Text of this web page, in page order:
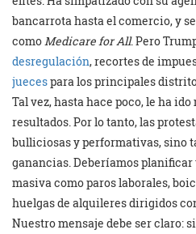
bancarrota hasta el comercio, y
comoMedicarefor All. Pero
desregulación, recortes de
juecespara los principales
Tal vez, hasta hace poco, le ha
resultados. Por lo tanto, las
bulliciosas y performativas, sino
ganancias. Deberíamos
masiva como paros laborales,
huelgas de alquileres dirigidos
Nuestro mensaje debe ser claro: